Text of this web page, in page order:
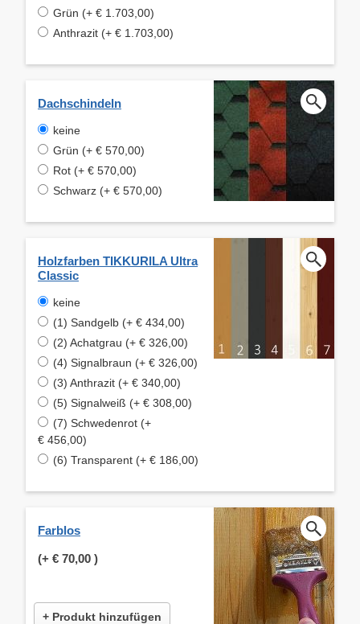
Grün (+ € 1.703,00)
Anthrazit (+ € 1.703,00)
Dachschindeln
keine
Grün (+ € 570,00)
Rot (+ € 570,00)
Schwarz (+ € 570,00)
Holzfarben TIKKURILA Ultra
Classic
keine
(1) Sandgelb (+ € 434,00)
(2) Achatgrau (+ € 326,00)
(4) Signalbraun (+ € 326,00)
(3) Anthrazit (+ € 340,00)
(5) Signalweiß (+ € 308,00)
(7) Schwedenrot (+
€ 456,00)
(6) Transparent (+ € 186,00)
Farblos
(+ € 70,00 )
+ Produkt hinzufügen